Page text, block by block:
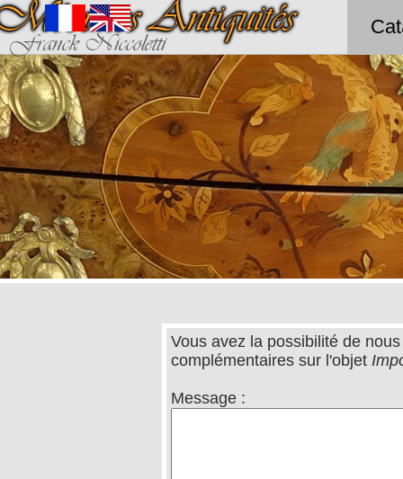
Antiquités
Franck Niccoletti
Vous avez la possibilité de
complémentaires sur l'objet
Message :